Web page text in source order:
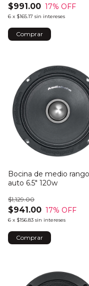
$991.00 17% OFF
6 x $165.17 sin intereses
Bocina de medio
auto 6.5" 120w
$941.00
$1,129.00
17% OFF
6 x $156.83 sin intereses